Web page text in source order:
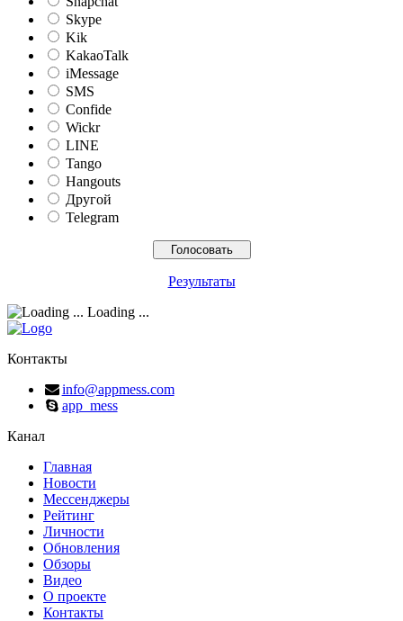
Skype
Kik
KakaoTalk
iMessage
SMS
Confide
Wickr
LINE
Tango
Hangouts
Другой
Telegram
Результаты
Loading ...
Контакты
info@appmess.com
app_mess
Канал
Главная
Новости
Мессенджеры
Рейтинг
Личности
Обновления
Обзоры
Видео
О проекте
Контакты